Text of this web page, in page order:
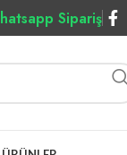
Sipariş